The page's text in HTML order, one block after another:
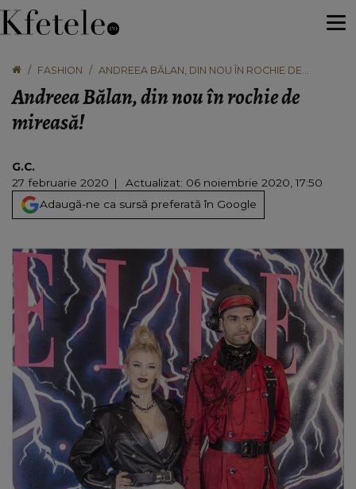
FASHION
ANDREEA BĂLAN, DIN NOU ÎN ROCHIE DE
Andreea Bălan, din nou în rochie de
mireasă!
G.C.
27 februarie 2020
Actualizat: 06 noiembrie 2020, 17:50
Adaugă-ne ca sursă preferată în Google